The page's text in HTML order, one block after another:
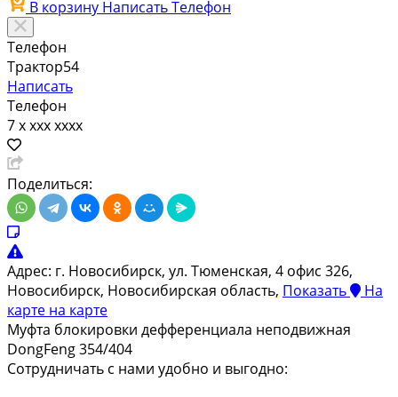
В корзину НаписатьТелефон
Телефон
Трактор54
Написать
Телефон
7 x xxx xxxx
Поделиться:
Адрес: г. Новосибирск, ул. Тюменская, 4 офис 326,
Новосибирск, Новосибирская область, Показать
На
карте на карте
Муфта блокировки дефференциала неподвижная
DongFeng 354/404
Сотрудничать с нами удобно и выгодно: